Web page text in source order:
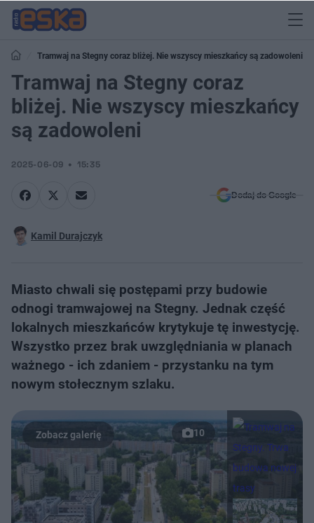
Tramwaj na Stegny coraz bliżej. Nie wszyscy mieszkańcy są zadowoleni
Tramwaj na Stegny coraz
bliżej. Nie wszyscy mieszkańcy
są zadowoleni
2025-06-09 15:35
Dodaj do Google
Kamil Durajczyk
Miasto chwali się postępami przy budowie
odnogi tramwajowej na Stegny. Jednak część
lokalnych mieszkańców krytykuje tę inwestycję.
Wszystko przez brak uwzględniania w planach
ważnego - ich zdaniem - przystanku na tym
nowym stołecznym szlaku.
10